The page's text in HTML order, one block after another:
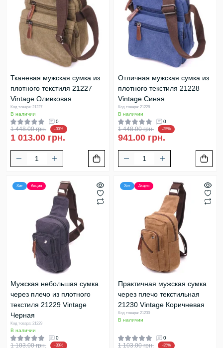
Тканевая мужская сумка из
плотного текстиля 21227
Vintage Оливковая
Код товара: 21227
В наличии
0
1 448.00 грн. -30%
1 013.00 грн.
Отличная мужская сумка из
плотного текстиля 21228
Vintage Синяя
Код товара: 21228
В наличии
0
1 448.00 грн. -35%
941.00 грн.
Хит Акция
Мужская небольшая сумка
через плечо из плотного
текстиля 21229 Vintage
Черная
Код товара: 21229
В наличии
0
1 103.00 грн. -30%
Хит Акция
Практичная мужская сумка
через плечо текстильная
21230 Vintage Коричневая
Код товара: 21230
В наличии
0
1 103.00 грн. -35%